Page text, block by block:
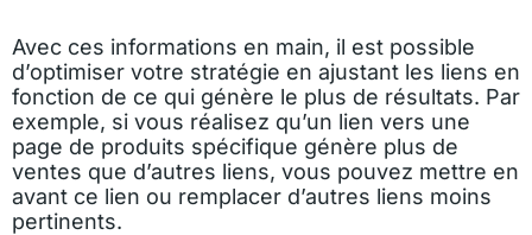
Avec ces informations en main, il est possible
d’optimiser votre stratégie en ajustant les liens en
fonction de ce qui génère le plus de résultats. Par
exemple, si vous réalisez qu’un lien vers une
page de produits spécifique génère plus de
ventes que d’autres liens, vous pouvez mettre en
avant ce lien ou remplacer d’autres liens moins
pertinents.